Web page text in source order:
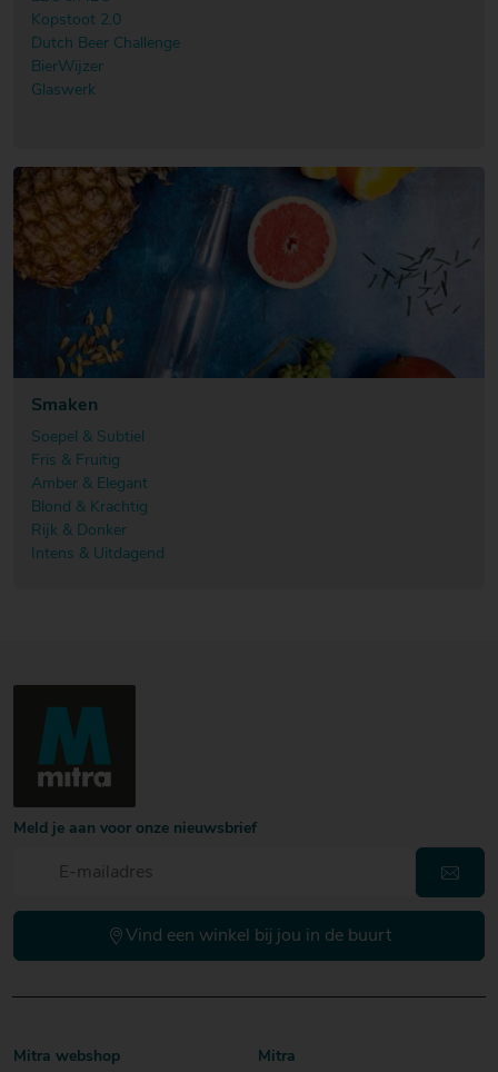
Kopstoot 2.0
Dutch Beer Challenge
BierWijzer
Glaswerk
Smaken
Soepel & Subtiel
Fris & Fruitig
Amber & Elegant
Blond & Krachtig
Rijk & Donker
Intens & Uitdagend
Meld je aan voor onze nieuwsbrief
Vind een winkel bij jou in de buurt
Mitra webshop
Mitra